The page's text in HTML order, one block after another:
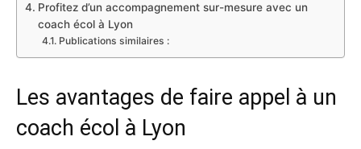
Profitez d’un accompagnement sur-mesure avec un
coach écol à Lyon
Publications similaires :
Les avantages de faire appel à un
coach écol à Lyon